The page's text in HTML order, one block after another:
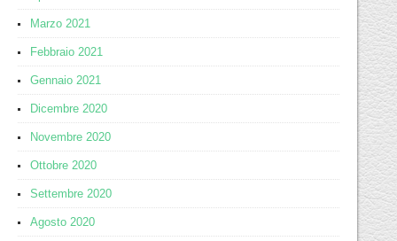
Marzo 2021
Febbraio 2021
Gennaio 2021
Dicembre 2020
Novembre 2020
Ottobre 2020
Settembre 2020
Agosto 2020